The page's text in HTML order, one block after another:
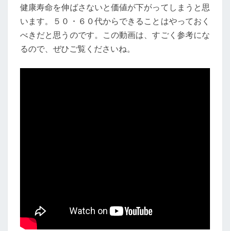
健康寿命を伸ばさないと価値が下がってしまうと思
います。５０・６０代からできることはやっておく
べきだと思うのです。この動画は、すごく参考にな
るので、ぜひご覧くださいね。